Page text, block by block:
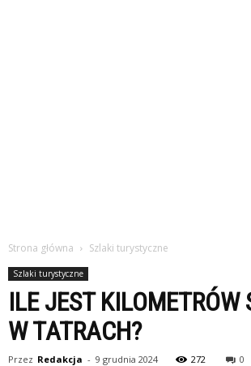
Strona główna Szlaki turystyczne
Szlaki turystyczne
ILE JEST KILOMETRÓW
W TATRACH?
Przez Redakcja - 9 grudnia 2024 272 0